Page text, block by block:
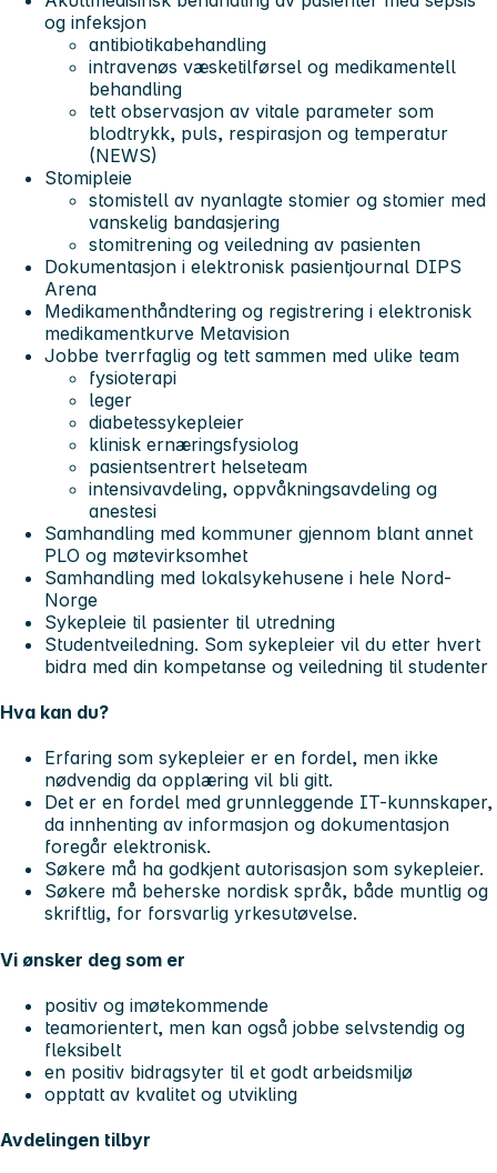
og infeksjon
antibiotikabehandling
intravenøs væsketilførsel og medikamentell
behandling
tett observasjon av vitale parameter som
blodtrykk, puls, respirasjon og temperatur
(NEWS)
Stomipleie
stomistell av nyanlagte stomier og stomier med
vanskelig bandasjering
stomitrening og veiledning av pasienten
Dokumentasjon i elektronisk pasientjournal DIPS
Arena
Medikamenthåndtering og registrering i elektronisk
medikamentkurve Metavision
Jobbe tverrfaglig og tett sammen med ulike team
fysioterapi
leger
diabetessykepleier
klinisk ernæringsfysiolog
pasientsentrert helseteam
intensivavdeling, oppvåkningsavdeling og
anestesi
Samhandling med kommuner gjennom blant annet
PLO og møtevirksomhet
Samhandling med lokalsykehusene i hele Nord-
Norge
Sykepleie til pasienter til utredning
Studentveiledning. Som sykepleier vil du etter hvert
bidra med din kompetanse og veiledning til studenter
Hva kan du?
Erfaring som sykepleier er en fordel, men ikke
nødvendig da opplæring vil bli gitt.
Det er en fordel med grunnleggende IT-kunnskaper,
da innhenting av informasjon og dokumentasjon
foregår elektronisk.
Søkere må ha godkjent autorisasjon som sykepleier.
Søkere må beherske nordisk språk, både muntlig og
skriftlig, for forsvarlig yrkesutøvelse.
Vi ønsker deg som er
positiv og imøtekommende
teamorientert, men kan også jobbe selvstendig og
fleksibelt
en positiv bidragsyter til et godt arbeidsmiljø
opptatt av kvalitet og utvikling
Avdelingen tilbyr